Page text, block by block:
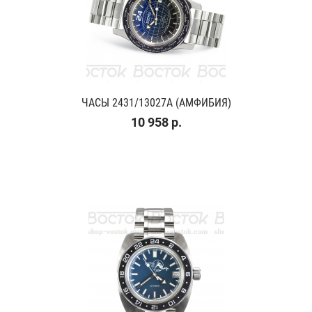
ЧАСЫ 2431/13027A (АМФИБИЯ)
10 958 р.